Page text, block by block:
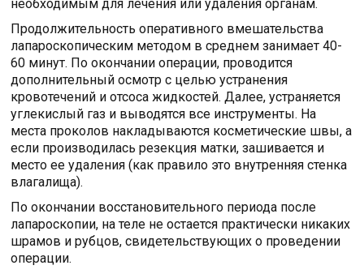
необходимым для лечения или удаления органам.
Продолжительность оперативного вмешательства
лапароскопическим методом в среднем занимает 40-
60 минут. По окончании операции, проводится
дополнительный осмотр с целью устранения
кровотечений и отсоса жидкостей. Далее, устраняется
углекислый газ и выводятся все инструменты. На
места проколов накладываются косметические швы, а
если производилась резекция матки, зашивается и
место ее удаления (как правило это внутренняя стенка
влагалища).
По окончании восстановительного периода после
лапароскопии, на теле не остается практически никаких
шрамов и рубцов, свидетельствующих о проведении
операции.